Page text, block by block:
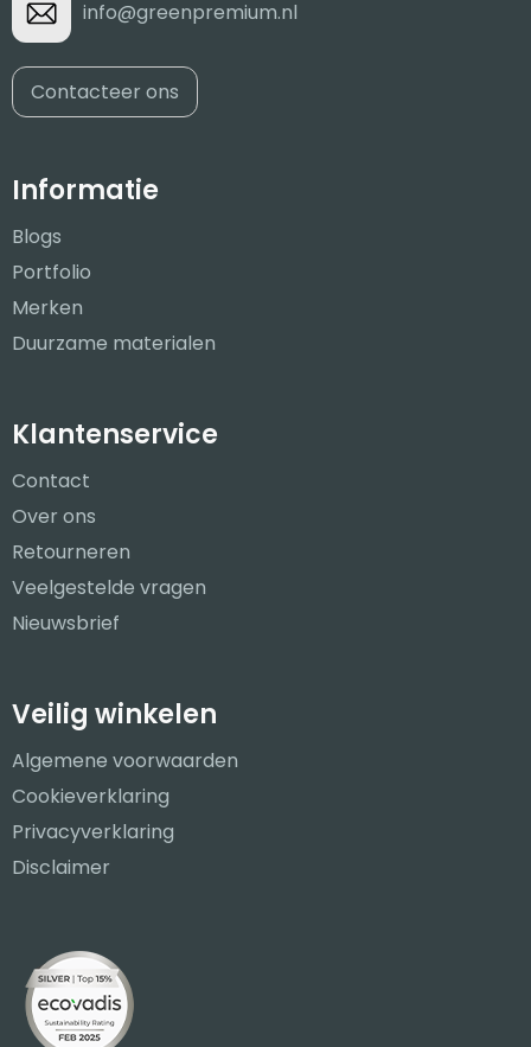
info@greenpremium.nl
Contacteer ons
Informatie
Blogs
Portfolio
Merken
Duurzame materialen
Klantenservice
Contact
Over ons
Retourneren
Veelgestelde vragen
Nieuwsbrief
Veilig winkelen
Algemene voorwaarden
Cookieverklaring
Privacyverklaring
Disclaimer